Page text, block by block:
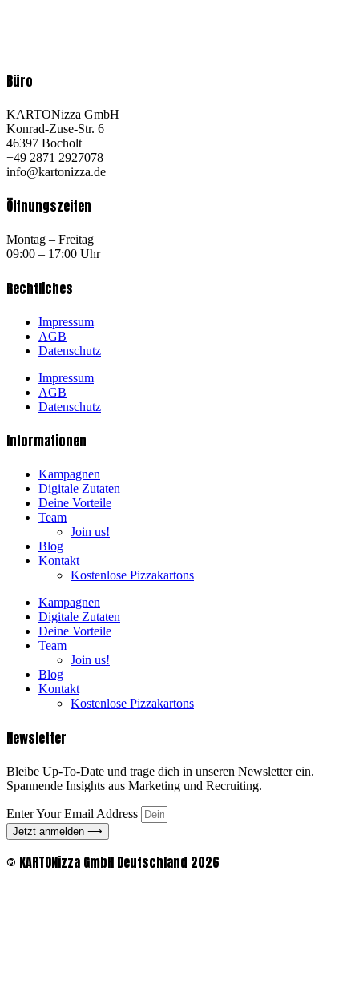
Büro
KARTONizza GmbH
Konrad-Zuse-Str. 6
46397 Bocholt
+49 2871 2927078
info@kartonizza.de
Öffnungszeiten
Montag – Freitag
09:00 – 17:00 Uhr
Rechtliches
Impressum
AGB
Datenschutz
Impressum
AGB
Datenschutz
Informationen
Kampagnen
Digitale Zutaten
Deine Vorteile
Team
Join us!
Blog
Kontakt
Kostenlose Pizzakartons
Kampagnen
Digitale Zutaten
Deine Vorteile
Team
Join us!
Blog
Kontakt
Kostenlose Pizzakartons
Newsletter
Bleibe Up-To-Date und trage dich in unseren Newsletter ein.
Spannende Insights aus Marketing und Recruiting.
Enter Your Email Address
Jetzt anmelden ⟶
© KARTONizza GmbH Deutschland 2026